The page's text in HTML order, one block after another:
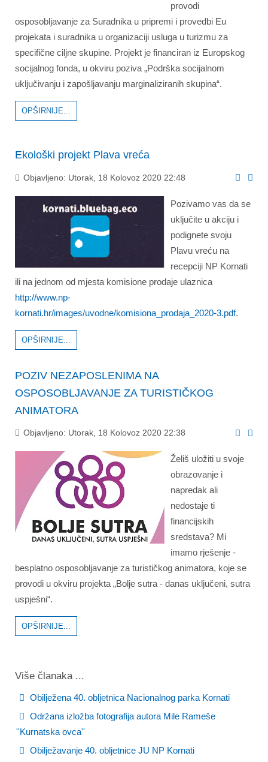
provodi
osposobljavanje za Suradnika u pripremi i provedbi Eu
projekata i suradnika u organizaciji usluga u turizmu za
specifične ciljne skupine. Projekt je financiran iz Europskog
socijalnog fonda, u okviru poziva „Podrška socijalnom
uključivanju i zapošljavanju marginaliziranih skupina“.
OPŠIRNIJE...
Ekološki projekt Plava vreća
Objavljeno: Utorak, 18 Kolovoz 2020 22:48
Pozivamo vas da se
uključite u akciju i
podignete svoju
Plavu vreću na
recepciji NP Kornati
ili na jednom od mjesta komisione prodaje ulaznica
http://www.np-
kornati.hr/images/uvodne/komisiona_prodaja_2020-3.pdf.
OPŠIRNIJE...
POZIV NEZAPOSLENIMA NA
OSPOSOBLJAVANJE ZA TURISTIČKOG
ANIMATORA
Objavljeno: Utorak, 18 Kolovoz 2020 22:38
Želiš uložiti u svoje
obrazovanje i
napredak ali
nedostaje ti
financijskih
sredstava? Mi
imamo rješenje -
besplatno osposobljavanje za turističkog animatora, koje se
provodi u okviru projekta „Bolje sutra - danas uključeni, sutra
uspješni“.
OPŠIRNIJE...
Više članaka ...
Obilježena 40. obljetnica Nacionalnog parka Kornati
Održana izložba fotografija autora Mile Rameše
''Kurnatska ovca''
Obilježavanje 40. obljetnice JU NP Kornati